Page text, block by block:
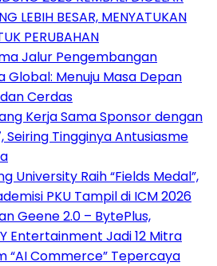
LEBIH BESAR, MENYATUKAN
PERUBAHAN
Jalur Pengembangan
Global: Menuju Masa Depan
Cerdas
Kerja Sama Sponsor dengan
Seiring Tingginya Antusiasme
University Raih “Fields Medal”,
PKU Tampil di ICM 2026
Geene 2.0 – BytePlus,
Entertainment Jadi 12 Mitra
“AI Commerce” Tepercaya